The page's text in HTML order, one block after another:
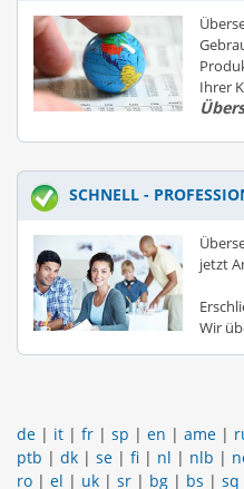
Ihrer
SCHNELL -
jetzt
Wir
de | it | fr | sp | en | ame |
ptb | dk | se | fi | nl | nlb |
ro | el | uk | sr | bg | bs | sq